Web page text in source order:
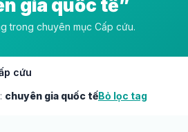
gia quốc tế”
trong chuyên mục Cấp cứu.
cứu
chuyên gia quốc tếBỏ lọc tag